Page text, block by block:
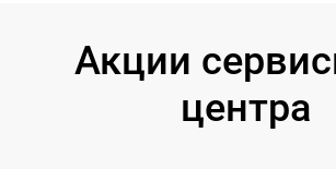
Акции
центра